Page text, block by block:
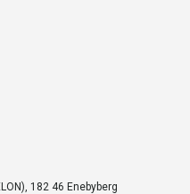
182 46 Enebyberg